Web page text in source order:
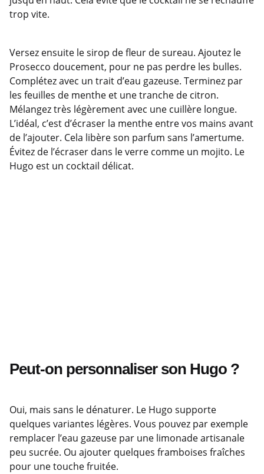
trop vite.
Versez ensuite le sirop de fleur de sureau. Ajoutez le
Prosecco doucement, pour ne pas perdre les bulles.
Complétez avec un trait d’eau gazeuse. Terminez par
les feuilles de menthe et une tranche de citron.
Mélangez très légèrement avec une cuillère longue.
L’idéal, c’est d’écraser la menthe entre vos mains avant
de l’ajouter. Cela libère son parfum sans l’amertume.
Évitez de l’écraser dans le verre comme un mojito. Le
Hugo est un cocktail délicat.
Peut-on personnaliser son Hugo ?
Oui, mais sans le dénaturer. Le Hugo supporte
quelques variantes légères. Vous pouvez par exemple
remplacer l’eau gazeuse par une limonade artisanale
peu sucrée. Ou ajouter quelques framboises fraîches
pour une touche fruitée.